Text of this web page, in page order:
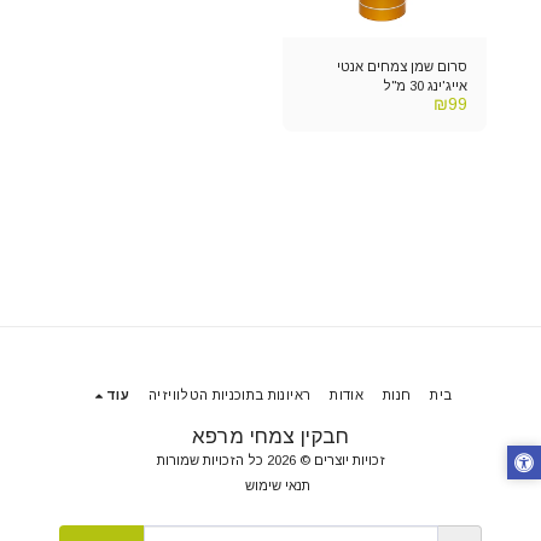
סרום שמן צמחים אנטי
אייג'ינג 30 מ"ל
₪99
חבקין צמחי מרפא
זכויות יוצרים © 2026 כל הזכויות שמורות
תנאי שימוש
בית חנות אודות ראיונות בתוכניות הטלוויזיה עוד